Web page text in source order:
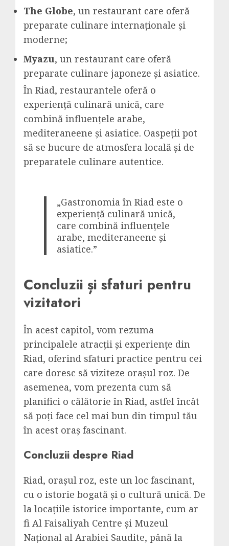
The Globe, un restaurant care oferă
preparate culinare internaționale și
moderne;
Myazu, un restaurant care oferă
preparate culinare japoneze și asiatice.
În Riad, restaurantele oferă o
experiență culinară unică, care
combină influențele arabe,
mediteraneene și asiatice. Oaspeții pot
să se bucure de atmosfera locală și de
preparatele culinare autentice.
„Gastronomia în Riad este o
experiență culinară unică,
care combină influențele
arabe, mediteraneene și
asiatice.”
Concluzii și sfaturi pentru
vizitatori
În acest capitol, vom rezuma
principalele atracții și experiențe din
Riad, oferind sfaturi practice pentru cei
care doresc să viziteze orașul roz. De
asemenea, vom prezenta cum să
planifici o călătorie în Riad, astfel încât
să poți face cel mai bun din timpul tău
în acest oraș fascinant.
Concluzii despre Riad
Riad, orașul roz, este un loc fascinant,
cu o istorie bogată și o cultură unică. De
la locațiile istorice importante, cum ar
fi Al Faisaliyah Centre și Muzeul
Național al Arabiei Saudite, până la